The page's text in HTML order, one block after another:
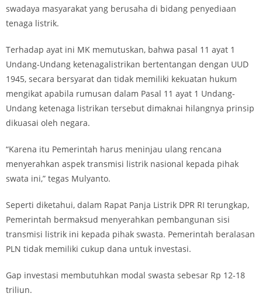
swadaya masyarakat yang berusaha di bidang penyediaan
tenaga listrik.
Terhadap ayat ini MK memutuskan, bahwa pasal 11 ayat 1
Undang-Undang ketenagalistrikan bertentangan dengan UUD
1945, secara bersyarat dan tidak memiliki kekuatan hukum
mengikat apabila rumusan dalam Pasal 11 ayat 1 Undang-
Undang ketenaga listrikan tersebut dimaknai hilangnya prinsip
dikuasai oleh negara.
“Karena itu Pemerintah harus meninjau ulang rencana
menyerahkan aspek transmisi listrik nasional kepada pihak
swata ini,” tegas Mulyanto.
Seperti diketahui, dalam Rapat Panja Listrik DPR RI terungkap,
Pemerintah bermaksud menyerahkan pembangunan sisi
transmisi listrik ini kepada pihak swasta. Pemerintah beralasan
PLN tidak memiliki cukup dana untuk investasi.
Gap investasi membutuhkan modal swasta sebesar Rp 12-18
triliun.